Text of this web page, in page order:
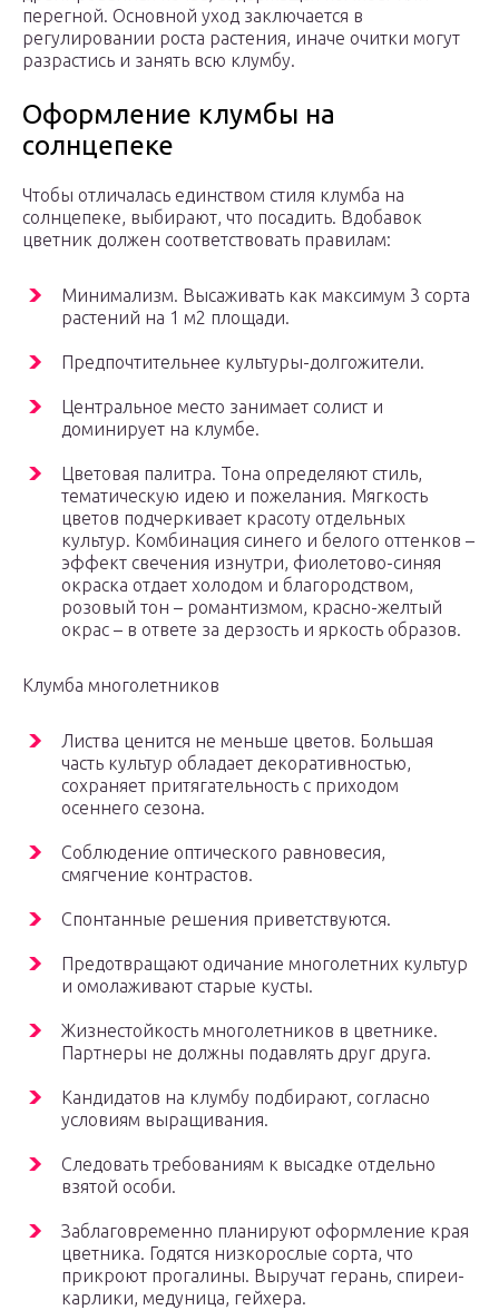
перегной. Основной уход заключается в
регулировании роста растения, иначе очитки могут
разрастись и занять всю клумбу.
Оформление клумбы на
солнцепеке
Чтобы отличалась единством стиля клумба на
солнцепеке, выбирают, что посадить. Вдобавок
цветник должен соответствовать правилам:
Минимализм. Высаживать как максимум 3 сорта
растений на 1 м2 площади.
Предпочтительнее культуры-долгожители.
Центральное место занимает солист и
доминирует на клумбе.
Цветовая палитра. Тона определяют стиль,
тематическую идею и пожелания. Мягкость
цветов подчеркивает красоту отдельных
культур. Комбинация синего и белого оттенков –
эффект свечения изнутри, фиолетово-синяя
окраска отдает холодом и благородством,
розовый тон – романтизмом, красно-желтый
окрас – в ответе за дерзость и яркость образов.
Клумба многолетников
Листва ценится не меньше цветов. Большая
часть культур обладает декоративностью,
сохраняет притягательность с приходом
осеннего сезона.
Соблюдение оптического равновесия,
смягчение контрастов.
Спонтанные решения приветствуются.
Предотвращают одичание многолетних культур
и омолаживают старые кусты.
Жизнестойкость многолетников в цветнике.
Партнеры не должны подавлять друг друга.
Кандидатов на клумбу подбирают, согласно
условиям выращивания.
Следовать требованиям к высадке отдельно
взятой особи.
Заблаговременно планируют оформление края
цветника. Годятся низкорослые сорта, что
прикроют прогалины. Выручат герань, спиреи-
карлики, медуница, гейхера.